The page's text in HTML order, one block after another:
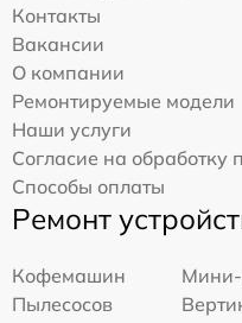
Контакты
Вакансии
О компании
Ремонтируемые модели
Наши услуги
Согласие на
Способы оплаты
Ремонт
Кофемашин
Пылесосов